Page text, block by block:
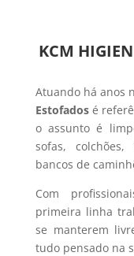
KCM
Atuando há anos
Estofadosé
o assunto é
sofas,
bancos de
Com
primeira linha
se manterem
tudo pensado na